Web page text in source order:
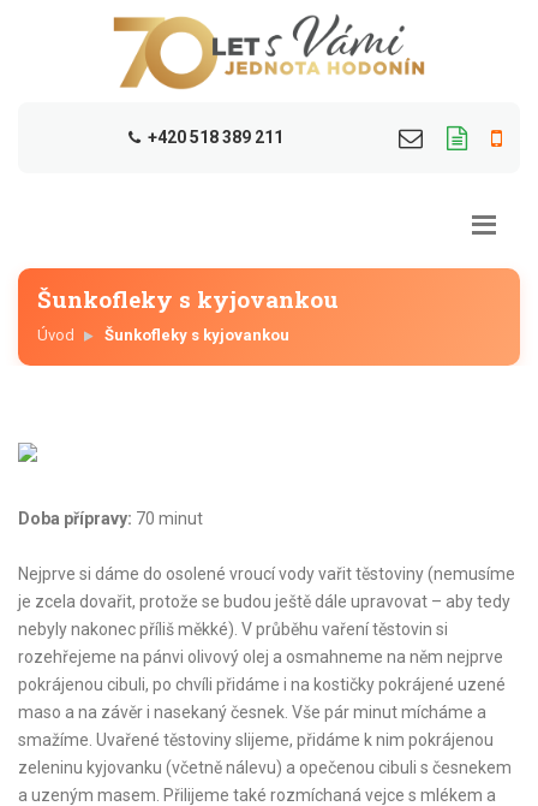
+420 518 389 211
Šunkofleky s kyjovankou
Úvod Šunkofleky s kyjovankou
Doba přípravy: 70 minut
Nejprve si dáme do osolené vroucí vody vařit těstoviny (nemusíme
je zcela dovařit, protože se budou ještě dále upravovat – aby tedy
nebyly nakonec příliš měkké). V průběhu vaření těstovin si
rozehřejeme na pánvi olivový olej a osmahneme na něm nejprve
pokrájenou cibuli, po chvíli přidáme i na kostičky pokrájené uzené
maso a na závěr i nasekaný česnek. Vše pár minut mícháme a
smažíme. Uvařené těstoviny slijeme, přidáme k nim pokrájenou
zeleninu kyjovanku (včetně nálevu) a opečenou cibuli s česnekem
a uzeným masem. Přilijeme také rozmíchaná vejce s mlékem a